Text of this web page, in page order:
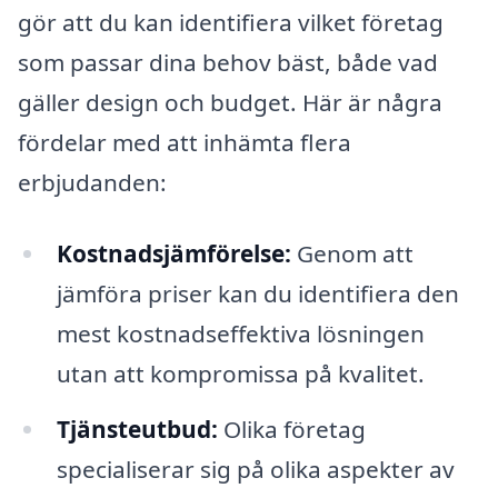
gör att du kan identifiera vilket företag
som passar dina behov bäst, både vad
gäller design och budget. Här är några
fördelar med att inhämta flera
erbjudanden:
Kostnadsjämförelse: Genom att
jämföra priser kan du identifiera den
mest kostnadseffektiva lösningen
utan att kompromissa på kvalitet.
Tjänsteutbud: Olika företag
specialiserar sig på olika aspekter av